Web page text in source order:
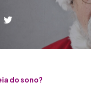
do sono?